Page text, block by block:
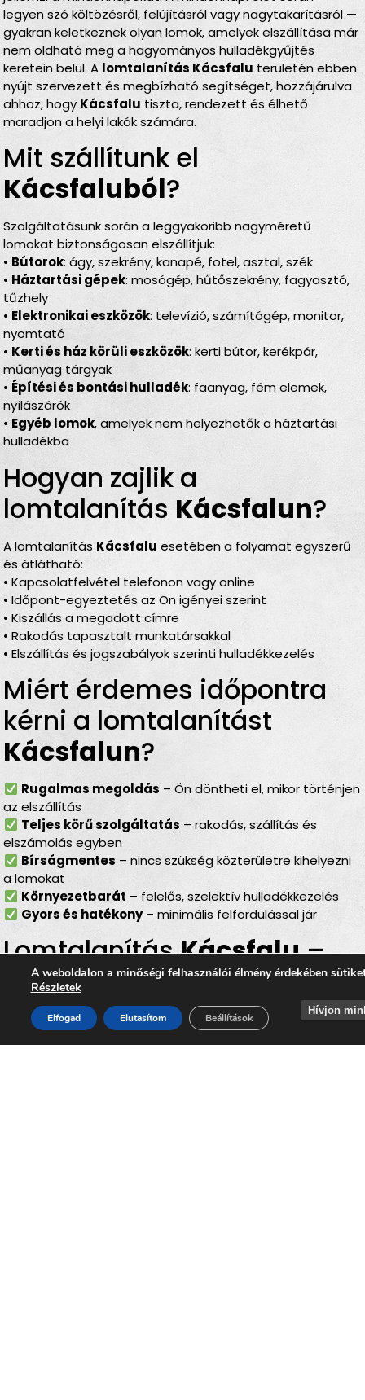
legyen szó költözésről, felújításról vagy nagytakarításról —
gyakran keletkeznek olyan lomok, amelyek elszállítása már
nem oldható meg a hagyományos hulladékgyűjtés
keretein belül. A lomtalanítás Kácsfalu területén ebben
nyújt szervezett és megbízható segítséget, hozzájárulva
ahhoz, hogyKácsfalu tiszta, rendezett és élhető
maradjon a helyi lakók számára.
Mit szállítunk el
Kácsfaluból?
Szolgáltatásunk során a leggyakoribb nagyméretű
lomokat biztonságosan elszállítjuk:
• Bútorok: ágy, szekrény, kanapé, fotel, asztal, szék
• Háztartási gépek: mosógép, hűtőszekrény, fagyasztó,
tűzhely
• Elektronikai eszközök: televízió, számítógép, monitor,
nyomtató
• Kerti és ház körüli eszközök: kerti bútor, kerékpár,
műanyag tárgyak
• Építési és bontási hulladék: faanyag, fém elemek,
nyílászárók
• Egyéb lomok, amelyek nem helyezhetők a háztartási
hulladékba
Hogyan zajlik a
lomtalanítás Kácsfalun?
A lomtalanítás Kácsfalu esetében a folyamat egyszerű
és átlátható:
• Kapcsolatfelvétel telefonon vagy online
• Időpont-egyeztetés az Ön igényei szerint
• Kiszállás a megadott címre
• Rakodás tapasztalt munkatársakkal
• Elszállítás és jogszabályok szerinti hulladékkezelés
Miért érdemes időpontra
kérni a lomtalanítást
Kácsfalun?
Rugalmas megoldás – Ön döntheti el, mikor történjen
az elszállítás
Teljes körű szolgáltatás – rakodás, szállítás és
elszámolás egyben
Bírságmentes – nincs szükség közterületre kihelyezni
a lomokat
Környezetbarát – felelős, szelektív hulladékkezelés
Gyors és hatékony– minimális felfordulással jár
LomtalanításKácsfalu–
ideális választás minden
helyzetben
Akárköltözésről, lakásfelújításról, garázs- vagy
A weboldalon a minőségi felhasználói élmény érdekében
Részletek
Elfogad Elutasítom Beállítások
Hívjon